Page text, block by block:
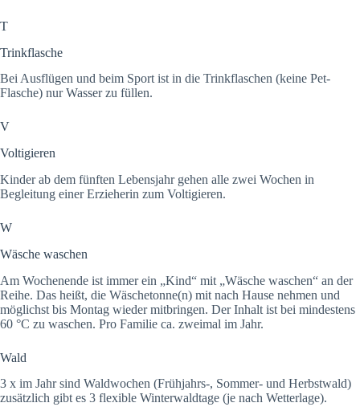
T
Trinkflasche
Bei Ausflügen und beim Sport ist in die Trinkflaschen (keine Pet-
Flasche) nur Wasser zu füllen.
V
Voltigieren
Kinder ab dem fünften Lebensjahr gehen alle zwei Wochen in
Begleitung einer Erzieherin zum Voltigieren.
W
Wäsche waschen
Am Wochenende ist immer ein „Kind“ mit „Wäsche waschen“ an der
Reihe. Das heißt, die Wäschetonne(n) mit nach Hause nehmen und
möglichst bis Montag wieder mitbringen. Der Inhalt ist bei mindestens
60 °C zu waschen. Pro Familie ca. zweimal im Jahr.
Wald
3 x im Jahr sind Waldwochen (Frühjahrs-, Sommer- und Herbstwald)
zusätzlich gibt es 3 flexible Winterwaldtage (je nach Wetterlage).